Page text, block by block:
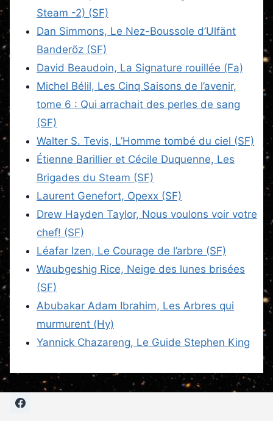
Steam -2) (SF)
Dan Simmons, Le Nez-Boussole d’Ulfänt
Banderõz (SF)
David Beaudoin, La Signature rouillée (Fa)
Michel Bélil, Les Cinq Saisons de l’avenir,
tome 6 : Qui arrachait des perles de sang
(SF)
Walter S. Tevis, L’Homme tombé du ciel (SF)
Étienne Barillier et Cécile Duquenne, Les
Brigades du Steam (SF)
Laurent Genefort, Opexx (SF)
Drew Hayden Taylor, Nous voulons voir votre
chef! (SF)
Léafar Izen, Le Courage de l’arbre (SF)
Waubgeshig Rice, Neige des lunes brisées
(SF)
Abubakar Adam Ibrahim, Les Arbres qui
murmurent (Hy)
Yannick Chazareng, Le Guide Stephen King